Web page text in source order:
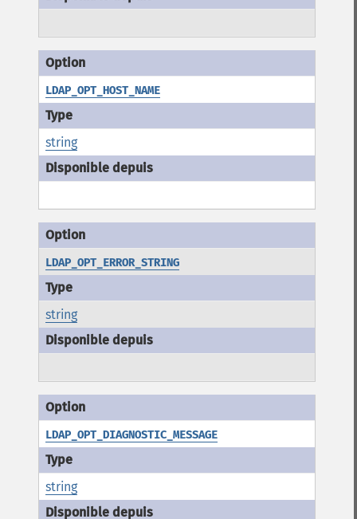
LDAP_OPT_HOST_NAME
string
LDAP_OPT_ERROR_STRING
string
LDAP_OPT_DIAGNOSTIC_MESSAGE
string